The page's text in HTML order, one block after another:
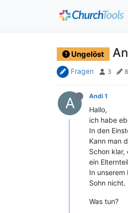
Ungelöst
Fragen 3 8
A Andi 1
Hallo,
ich habe
In den
Kann man
Schon
ein
In
Sohn nicht.
Was tun?